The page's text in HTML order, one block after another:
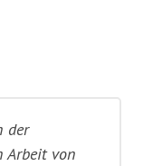
der
Arbeit von